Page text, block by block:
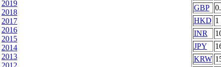
2019
2018
2017
2016
2015
2014
2013
GBP
HKD 1
INR
JPY
KRW